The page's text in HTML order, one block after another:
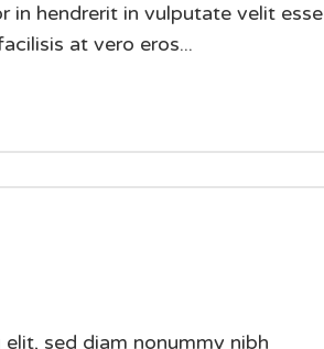
in hendrerit in vulputate velit esse
at vero eros...
sed diam nonummy nibh